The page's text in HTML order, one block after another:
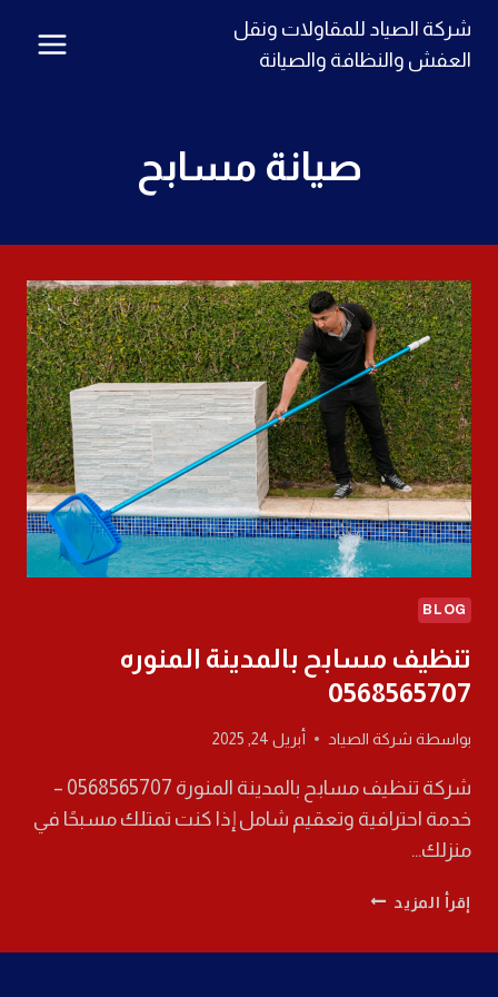
التجاوز
شركة الصياد للمقاولات ونقل
العفش والنظافة والصيانة
صيانة مسابح
BLOG
تنظيف مسابح بالمدينة المنوره
0568565707
بواسطة شركة الصياد أبريل 24, 2025
شركة تنظيف مسابح بالمدينة المنورة 0568565707 –
خدمة احترافية وتعقيم شامل إذا كنت تمتلك مسبحًا في
منزلك…
إقرأ المزيد تنظيف